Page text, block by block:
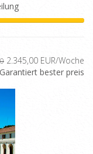
2.345,00 EUR/Woche
Garantiert bester preis